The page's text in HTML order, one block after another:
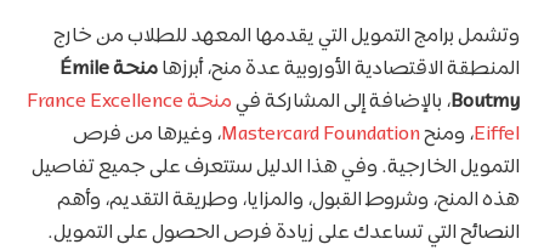
وتشمل برامج التمويل التي يقدمها المعهد للطلاب من خارج
المنطقة الاقتصادية الأوروبية عدة منح، أبرزها
منحة Émile
Boutmy، بالإضافة إلى المشاركة في
منحة France Excellence
Eiffel، ومنحMastercard Foundation، وغيرها من فرص
التمويل الخارجية. وفي هذا الدليل ستتعرف على جميع تفاصيل
هذه المنح، وشروط القبول، والمزايا، وطريقة التقديم، وأهم
النصائح التي تساعدك على زيادة فرص الحصول على التمويل.